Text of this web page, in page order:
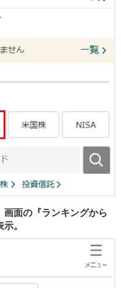
画面の『ランキングから
。